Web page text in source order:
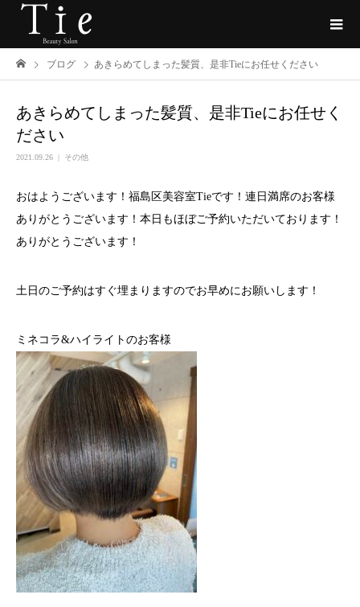
ブログ あきらめてしまった髪質、是非Tieにお任せください
あきらめてしまった髪質、是非Tieにお任せく
ださい
2021.09.26 その他
おはようございます！福島区美容室Tieです！連日満席のお客様
ありがとうございます！本日もほぼご予約いただいております！
ありがとうございます！
土日のご予約はすぐ埋まりますのでお早めにお願いします！
ミネコラ&ハイライトのお客様